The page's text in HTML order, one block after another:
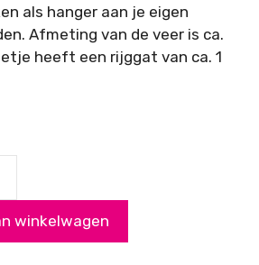
als hanger aan je eigen
Afmeting van de veer is ca.
heeft een rijggat van ca. 1
met
winkelwagen